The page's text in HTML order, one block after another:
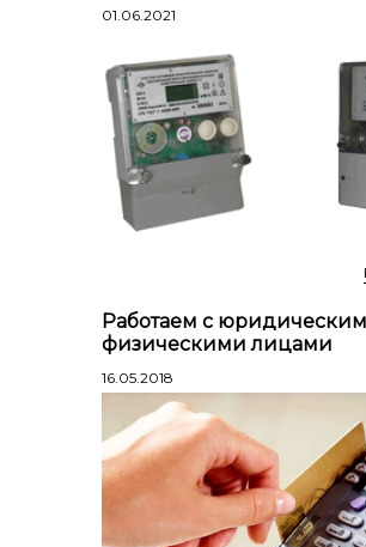
Стремянки
Стремянки
алюминиевые
Стремянки стальные
Стремянки
01.06.2021
Работаем с
физическими лицами
16.05.2018